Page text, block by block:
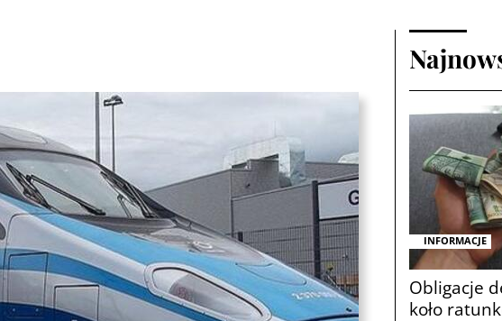
INFORMACJE
Obligacje
koło